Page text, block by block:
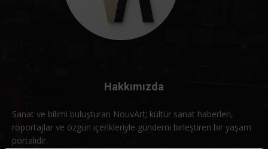
Hakkımızda
Sanat ve bilimi buluşturan NouvArt; kültür sanat haberleri,
röportajlar ve özgün içerikleriyle gündemi birleştiren bir yaşam
portalıdır.